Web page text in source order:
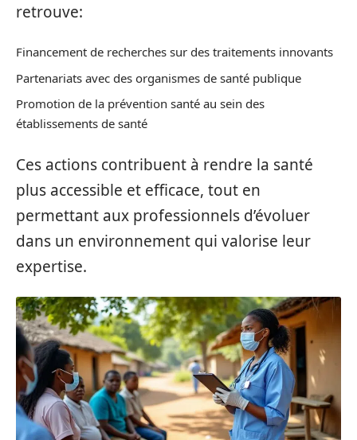
retrouve:
Financement de recherches sur des traitements innovants
Partenariats avec des organismes de santé publique
Promotion de la prévention santé au sein des
établissements de santé
Ces actions contribuent à rendre la santé
plus accessible et efficace, tout en
permettant aux professionnels d’évoluer
dans un environnement qui valorise leur
expertise.